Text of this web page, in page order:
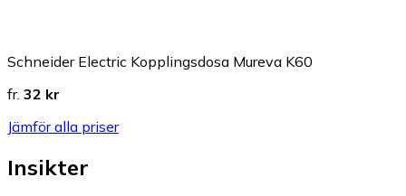
Schneider Electric Kopplingsdosa Mureva K60
fr. 32 kr
Jämför alla priser
Insikter